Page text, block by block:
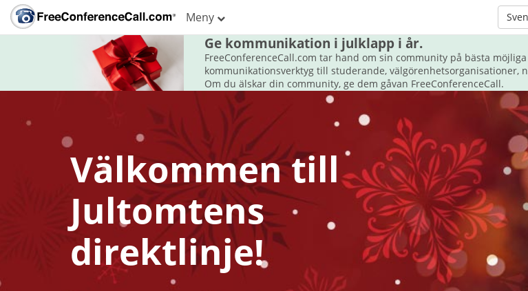
Meny
Ge kommunikation i julklapp i år.
FreeConferenceCall.com tar hand om sin community på bästa
kommunikationsverktyg till studerande, välgörenhetsorganisationer,
Om du älskar din community, ge dem gåvan FreeConferenceCall.
Välkommen till
Jultomtens
direktlinje!